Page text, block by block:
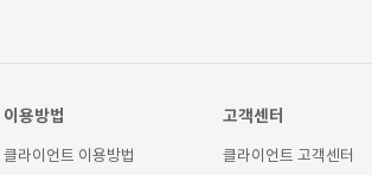
이용방법
클라이언트 이용방법
고객센터
클라이언트 고객센터